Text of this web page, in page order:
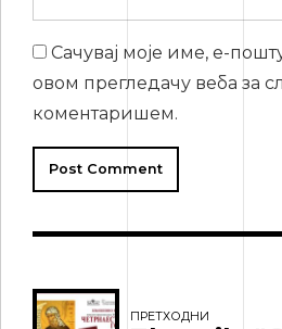
Сачувај моје име, е-
овом прегледачу веба за
коментаришем.
Post Comment
ПРЕТХОДНИ